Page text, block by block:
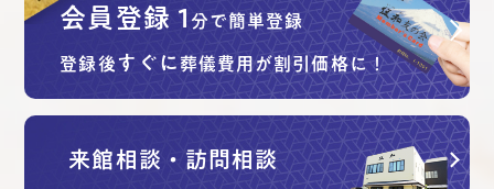
会員登録 1 分で簡単登録
登録後すぐに 葬儀費用が割引価格に！
来館相談・訪問相談